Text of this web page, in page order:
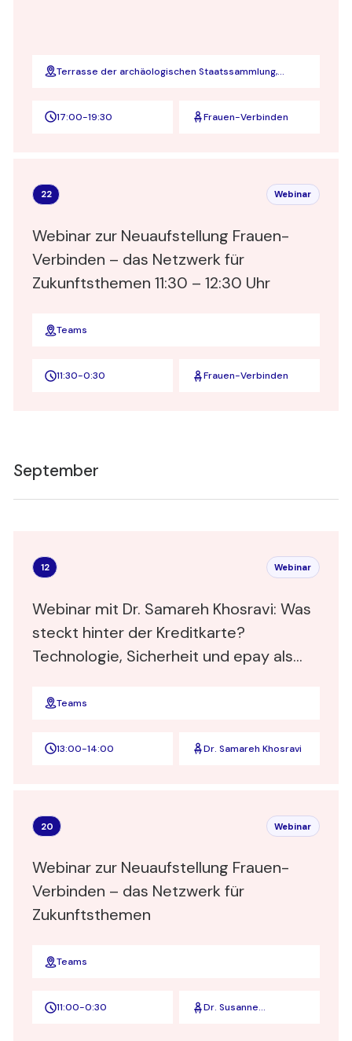
Terrasse der archäologischen Staatssammlung,
17:00-19:30 Frauen-Verbinden
22 Webinar
Webinar zur Neuaufstellung Frauen-
Verbinden – das Netzwerk für
Zukunftsthemen 11:30 – 12:30 Uhr
Teams
11:30-0:30 Frauen-Verbinden
September
12 Webinar
Webinar mit Dr. Samareh Khosravi: Was
steckt hinter der Kreditkarte?
Technologie, Sicherheit und epay als
Kreditkartenanbieter
Teams
13:00-14:00 Dr. Samareh Khosravi
20 Webinar
Webinar zur Neuaufstellung Frauen-
Verbinden – das Netzwerk für
Zukunftsthemen
Teams
11:00-0:30
Dr. Susanne